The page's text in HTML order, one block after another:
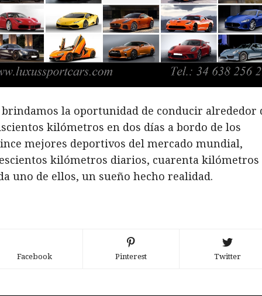
brindamos la oportunidad de conducir alrededor
kilómetros en dos días a bordo de los
mejores deportivos del mercado mundial,
kilómetros diarios, cuarenta kilómetros
uno de ellos, un sueño hecho realidad.
Facebook Pinterest Twitter